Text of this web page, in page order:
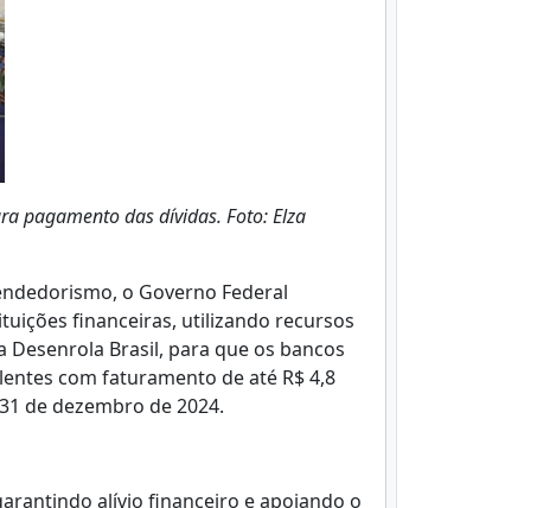
pagamento das dívidas. Foto: Elza
o Governo Federal
financeiras, utilizando recursos
Brasil, para que os bancos
com faturamento de até R$ 4,8
de dezembro de 2024.
alívio financeiro e apoiando o